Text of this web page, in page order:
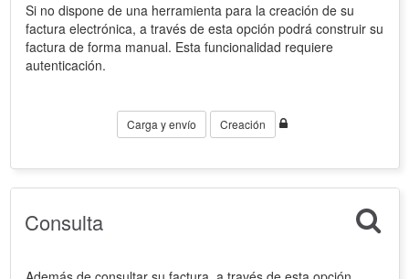
Si no dispone de una herramienta para la creación de su
factura electrónica, a través de esta opción podrá construir su
factura de forma manual. Esta funcionalidad requiere
autenticación.
Carga y envío Creación
Consulta